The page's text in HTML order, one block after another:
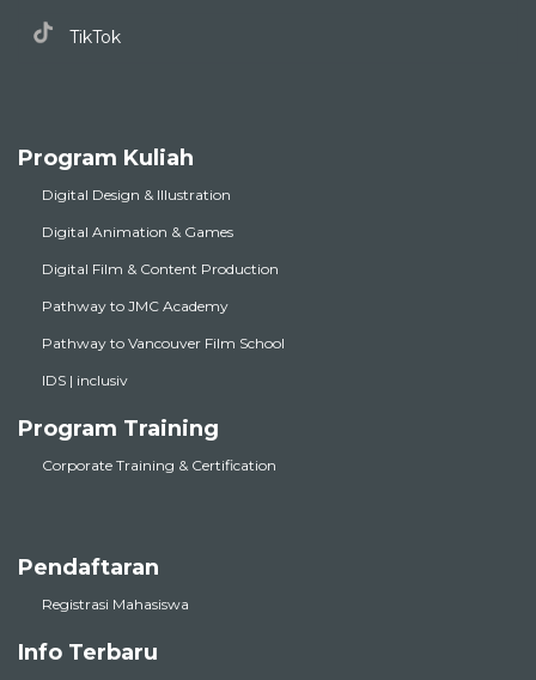
TikTok
Program Kuliah
Digital Design & Illustration
Digital Animation & Games
Digital Film & Content Production
Pathway to JMC Academy
Pathway to Vancouver Film School
IDS | inclusiv
Program Training
Corporate Training & Certification
Pendaftaran
Registrasi Mahasiswa
Info Terbaru